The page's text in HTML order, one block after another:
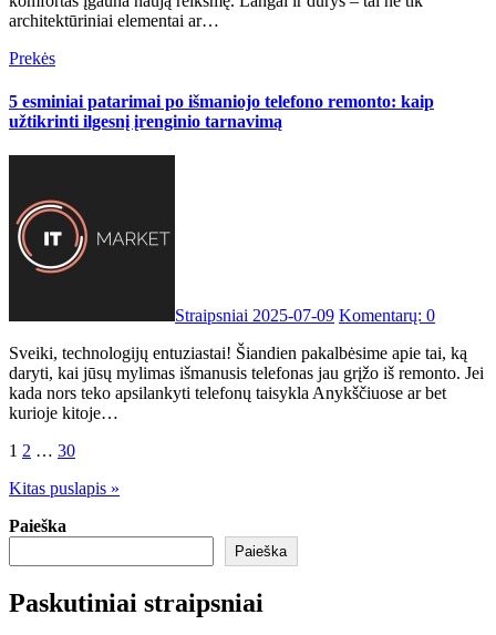
architektūriniai elementai ar…
Prekės
5 esminiai patarimai po išmaniojo telefono remonto: kaip
užtikrinti ilgesnį įrenginio tarnavimą
Straipsniai 2025-07-09 Komentarų: 0
Sveiki, technologijų entuziastai! Šiandien pakalbėsime apie tai, ką
daryti, kai jūsų mylimas išmanusis telefonas jau grįžo iš remonto. Jei
kada nors teko apsilankyti telefonų taisykla Anykščiuose ar bet
kurioje kitoje…
Įrašų
puslapiavimas
1 2 … 30
Kitas puslapis »
Paieška
Paieška
Paskutiniai straipsniai